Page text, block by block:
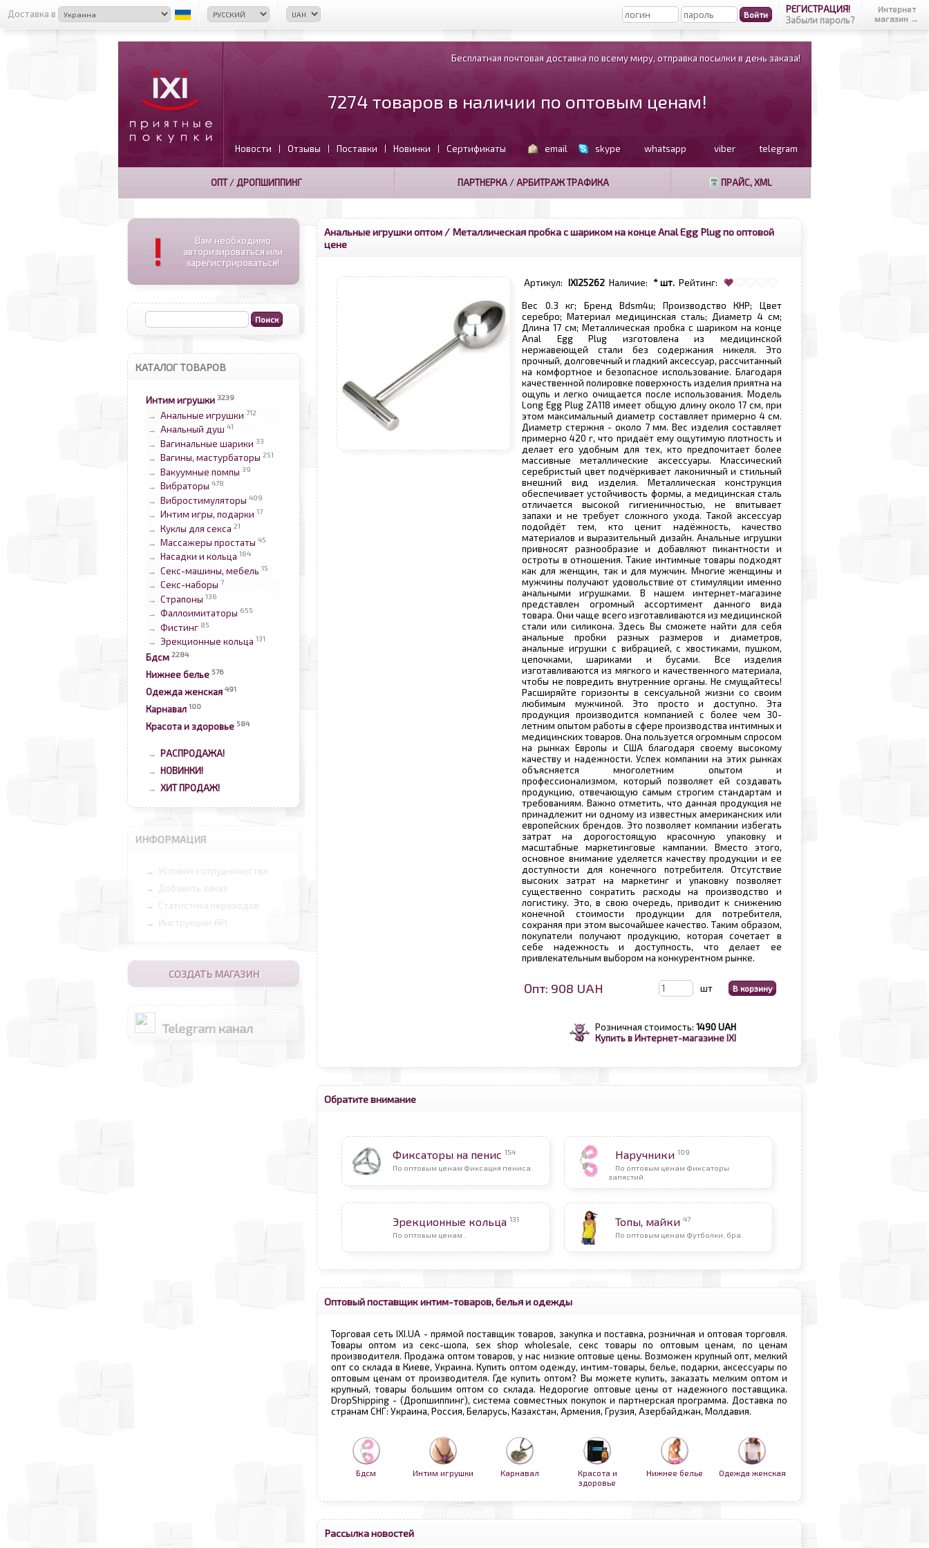
Доставка в
РЕГИСТРАЦИЯ!
Забыли пароль?
Интернет
магазин →
Бесплатная почтовая доставка по всему миру, отправка посылки в день заказа!
7274 товаров в наличии по оптовым ценам!
Новости | Отзывы | Поставки | Новинки | Сертификаты email skype whatsapp viber telegram
ОПТ/ ДРОПШИППИНГ ПАРТНЕРКА/АРБИТРАЖ ТРАФИКА ПРАЙС, XML
!
Вам необходимо
авторизироваться или
зарегистрироваться!
КАТАЛОГ ТОВАРОВ
Интим игрушки 3239
→ Анальные игрушки 712
→ Анальный душ 41
→ Вагинальные шарики 33
→ Вагины, мастурбаторы 251
→ Вакуумные помпы 39
→ Вибраторы 478
→ Вибростимуляторы 409
→ Интим игры, подарки 17
→ Куклы для секса 21
→ Массажеры простаты 45
→ Насадки и кольца 164
→ Секс-машины, мебель 15
→ Секс-наборы 7
→ Страпоны 136
→ Фаллоимитаторы 655
→ Фистинг 85
→ Эрекционные кольца 131
Бдсм 2284
Нижнее белье 576
Одежда женская 491
Карнавал 100
Красота и здоровье 584
→ РАСПРОДАЖА!
→ НОВИНКИ!
→ ХИТ ПРОДАЖ!
ИНФОРМАЦИЯ
→ Условия сотрудничества
→ Добавить заказ
→ Статистика переходов
→ Инструкции API
СОЗДАТЬ МАГАЗИН
Telegram канал
Анальные игрушки оптом / Металлическая пробка с шариком на конце Anal Egg Plug по оптовой
цене
Артикул: IXI25262 Наличие: * шт. Рейтинг:
Вес 0.3 кг; Бренд Bdsm4u; Производство КНР; Цвет
серебро; Материал медицинская сталь; Диаметр 4 см;
Длина 17 см; Металлическая пробка с шариком на конце
Anal Egg Plug изготовлена из медицинской
нержавеющей стали без содержания никеля. Это
прочный, долговечный и гладкий аксессуар, рассчитанный
на комфортное и безопасное использование. Благодаря
качественной полировке поверхность изделия приятна на
ощупь и легко очищается после использования. Модель
Long Egg Plug ZA118 имеет общую длину около 17 см, при
этом максимальный диаметр составляет примерно 4 см.
Диаметр стержня - около 7 мм. Вес изделия составляет
примерно 420 г, что придаёт ему ощутимую плотность и
делает его удобным для тех, кто предпочитает более
массивные металлические аксессуары. Классический
серебристый цвет подчёркивает лаконичный и стильный
внешний вид изделия. Металлическая конструкция
обеспечивает устойчивость формы, а медицинская сталь
отличается высокой гигиеничностью, не впитывает
запахи и не требует сложного ухода. Такой аксессуар
подойдёт тем, кто ценит надёжность, качество
материалов и выразительный дизайн. Анальные игрушки
привносят разнообразие и добавляют пикантности и
остроты в отношения. Такие интимные товары подходят
как для женщин, так и для мужчин. Многие женщины и
мужчины получают удовольствие от стимуляции именно
анальными игрушками. В нашем интернет-магазине
представлен огромный ассортимент данного вида
товара. Они чаще всего изготавливаются из медицинской
стали или силикона. Здесь Вы сможете найти для себя
анальные пробки разных размеров и диаметров,
анальные игрушки с вибрацией, с хвостиками, пушком,
цепочками, шариками и бусами. Все изделия
изготавливаются из мягкого и качественного материала,
чтобы не повредить внутренние органы. Не смущайтесь!
Расширяйте горизонты в сексуальной жизни со своим
любимым мужчиной. Это просто и доступно. Эта
продукция производится компанией с более чем 30-
летним опытом работы в сфере производства интимных и
медицинских товаров. Она пользуется огромным спросом
на рынках Европы и США благодаря своему высокому
качеству и надежности. Успех компании на этих рынках
объясняется многолетним опытом и
профессионализмом, который позволяет ей создавать
продукцию, отвечающую самым строгим стандартам и
требованиям. Важно отметить, что данная продукция не
принадлежит ни одному из известных американских или
европейских брендов. Это позволяет компании избегать
затрат на дорогостоящую красочную упаковку и
масштабные маркетинговые кампании. Вместо этого,
основное внимание уделяется качеству продукции и ее
доступности для конечного потребителя. Отсутствие
высоких затрат на маркетинг и упаковку позволяет
существенно сократить расходы на производство и
логистику. Это, в свою очередь, приводит к снижению
конечной стоимости продукции для потребителя,
сохраняя при этом высочайшее качество. Таким образом,
покупатели получают продукцию, которая сочетает в
себе надежность и доступность, что делает ее
привлекательным выбором на конкурентном рынке.
Опт: 908 UAH шт
Розничная стоимость: 1490 UAH
Купить в Интернет-магазине IXI
Обратите внимание
Фиксаторы на пенис 154
По оптовым ценам Фиксация пениса.
Наручники 109
По оптовым ценам Фиксаторы
запястий.
Эрекционные кольца 131
По оптовым ценам .
Топы, майки 47
По оптовым ценам Футболки, бра.
Оптовый поставщик интим-товаров, белья и одежды
Торговая сеть IXI.UA - прямой поставщик товаров, закупка и поставка, розничная и оптовая торговля.
Товары оптом из секс-шопа, sex shop wholesale, секс товары по оптовым ценам, по ценам
производителя. Продажа оптом товаров, у нас низкие оптовые цены. Возможен крупный опт, мелкий
опт со склада в Киеве, Украина. Купить оптом одежду, интим-товары, белье, подарки, аксессуары по
оптовым ценам от производителя. Где купить оптом? Вы можете купить, заказать мелким оптом и
крупный, товары большим оптом со склада. Недорогие оптовые цены от надежного поставщика.
DropShipping - (Дропшиппинг), система совместных покупок и партнерская программа. Доставка по
странам СНГ: Украина, Россия, Беларусь, Казахстан, Армения, Грузия, Азербайджан, Молдавия.
Бдсм Интим игрушки Карнавал
Красота и
здоровье
Нижнее белье Одежда женская
Рассылка новостей